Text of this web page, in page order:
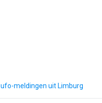
ufo-meldingen uit Limburg